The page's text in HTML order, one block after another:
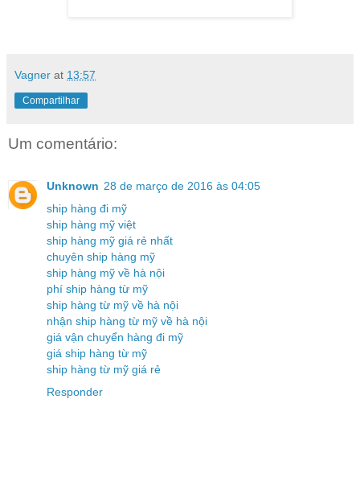
Vagner at 13:57
Compartilhar
Um comentário:
Unknown 28 de março de 2016 às 04:05
ship hàng đi mỹ
ship hàng mỹ việt
ship hàng mỹ giá rẻ nhất
chuyên ship hàng mỹ
ship hàng mỹ về hà nội
phí ship hàng từ mỹ
ship hàng từ mỹ về hà nội
nhận ship hàng từ mỹ về hà nội
giá vận chuyển hàng đi mỹ
giá ship hàng từ mỹ
ship hàng từ mỹ giá rẻ
Responder